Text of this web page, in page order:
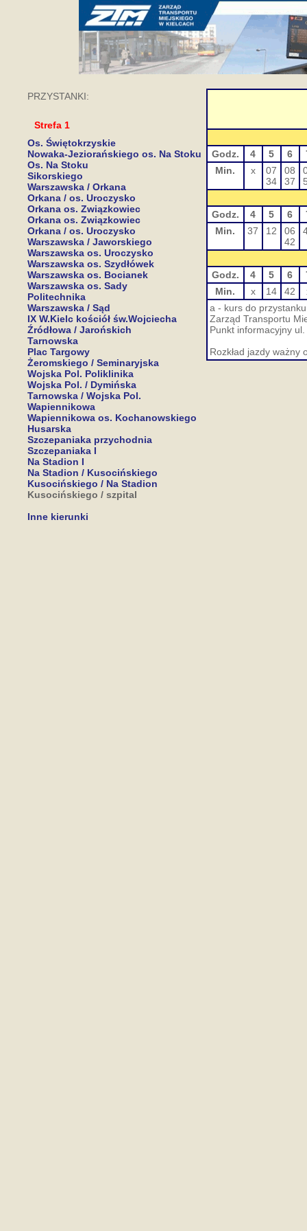
PRZYSTANKI:
Strefa 1
Os. Świętokrzyskie
Nowaka-Jeziorańskiego os. Na Stoku
Os. Na Stoku
Sikorskiego
Warszawska / Orkana
Orkana / os. Uroczysko
Orkana os. Związkowiec
Orkana os. Związkowiec
Orkana / os. Uroczysko
Warszawska / Jaworskiego
Warszawska os. Uroczysko
Warszawska os. Szydłówek
Warszawska os. Bocianek
Warszawska os. Sady
Politechnika
Warszawska / Sąd
IX W.Kielc kościół św.Wojciecha
Źródłowa / Jarońskich
Tarnowska
Plac Targowy
Żeromskiego / Seminaryjska
Wojska Pol. Poliklinika
Wojska Pol. / Dymińska
Tarnowska / Wojska Pol.
Wapiennikowa
Wapiennikowa os. Kochanowskiego
Husarska
Szczepaniaka przychodnia
Szczepaniaka I
Na Stadion I
Na Stadion / Kusocińskiego
Kusocińskiego / Na Stadion
Kusocińskiego / szpital
Inne kierunki
Godz. 4 5 6
Min.
x
07
34
08
37
Godz. 4 5 6
Min.
37 12
06
42
Godz. 4 5 6
Min.
x 14 42
a - kurs do
Zarząd Transportu
Punkt informacyjny
Rozkład jazdy ważny